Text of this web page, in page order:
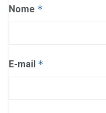
Nome *
E-mail *